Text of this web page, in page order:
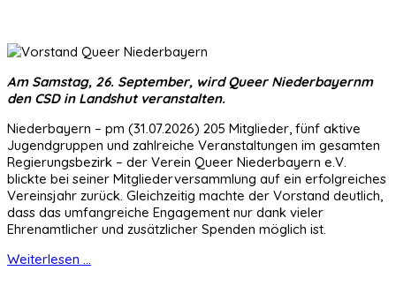
Am Samstag, 26. September, wird Queer Niederbayernm
den CSD in Landshut veranstalten.
Niederbayern – pm (31.07.2026) 205 Mitglieder, fünf aktive
Jugendgruppen und zahlreiche Veranstaltungen im gesamten
Regierungsbezirk – der Verein Queer Niederbayern e.V.
blickte bei seiner Mitgliederversammlung auf ein erfolgreiches
Vereinsjahr zurück. Gleichzeitig machte der Vorstand deutlich,
dass das umfangreiche Engagement nur dank vieler
Ehrenamtlicher und zusätzlicher Spenden möglich ist.
Weiterlesen ...